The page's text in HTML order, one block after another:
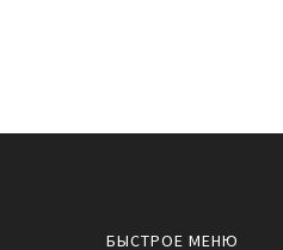
БЫСТРОЕ МЕНЮ